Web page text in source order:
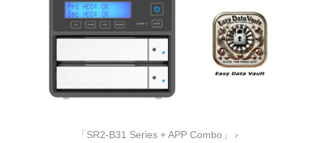
「SR2-B31 Series + APP Combo」 ›